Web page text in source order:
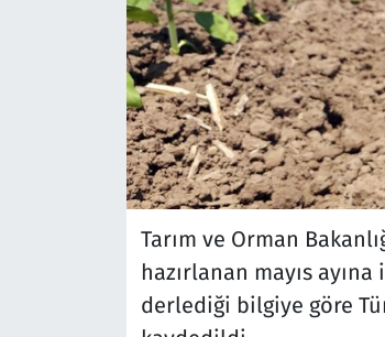
Tarım ve Orman
hazırlanan mayıs
derlediği bilgiye göre